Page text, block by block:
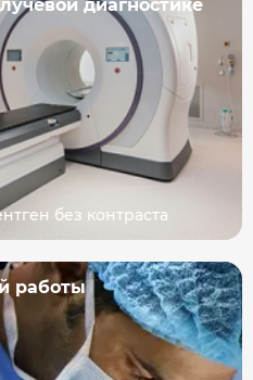
диагностике
без контраста
работы